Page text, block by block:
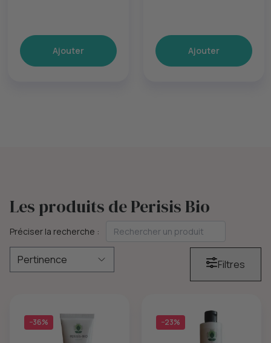
Ajouter Ajouter
Les produits de Perisis Bio
Préciser la recherche :
Filtres
−36% −23%